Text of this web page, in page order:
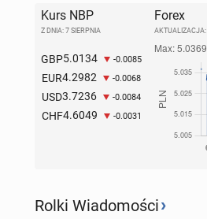
Kurs NBP
Z DNIA: 7 SIERPNIA
GBP5.0134 -0.0085
EUR4.2982 -0.0068
USD3.7236 -0.0084
CHF4.6049 -0.0031
Forex
AKTUALIZACJA:
Rolki Wiadomości›